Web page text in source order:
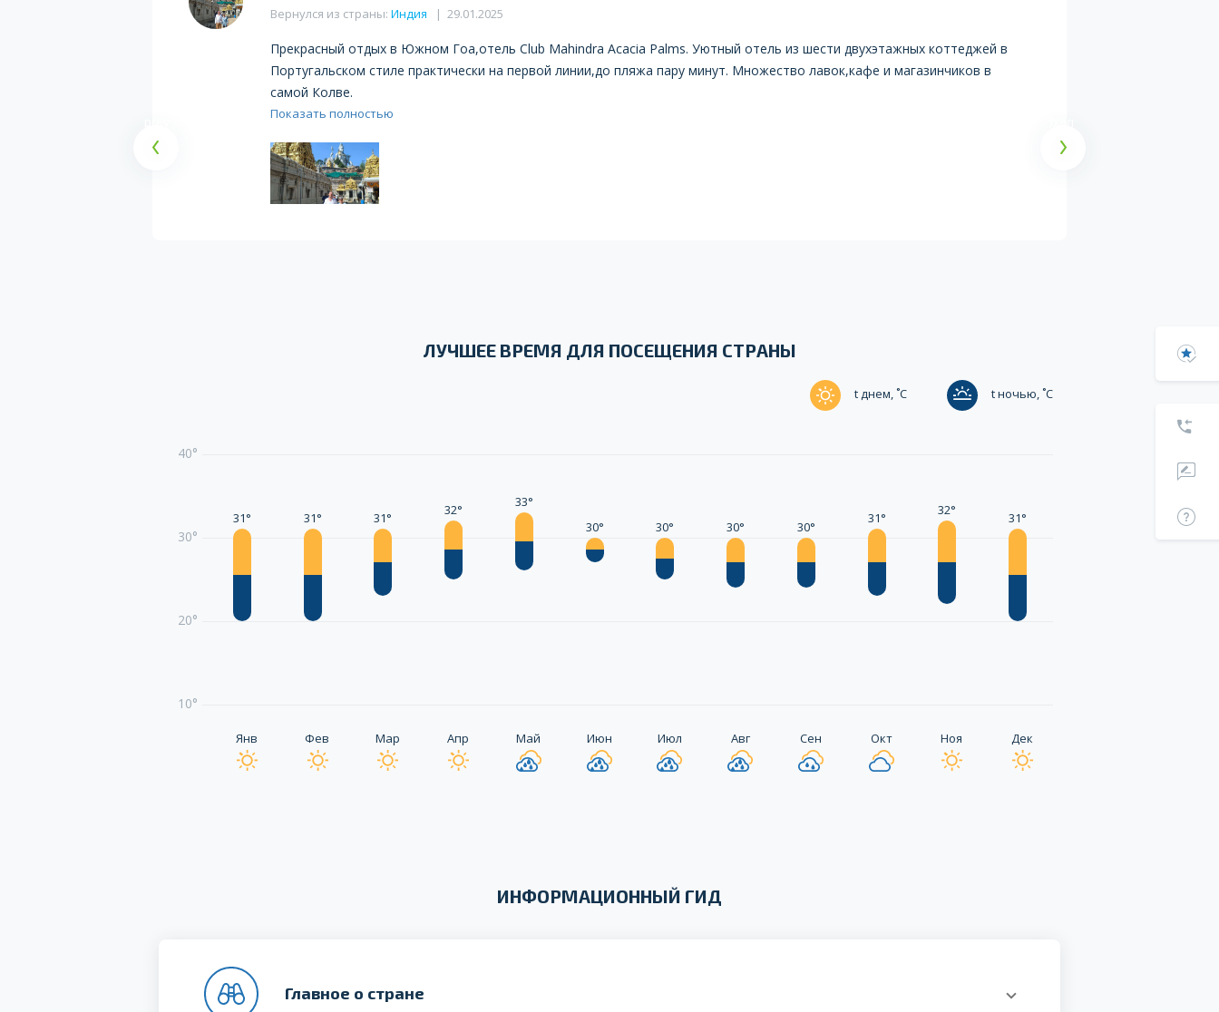
Вернулся из страны: Индия | 29.01.2025
Прекрасный отдых в Южном Гоа,отель Club Mahindra Acacia Palms. Уютный отель из шести двухэтажных коттеджей в
Португальском стиле практически на первой линии,до пляжа пару минут. Множество лавок,кафе и магазинчиков в
самой Колве.
Показать полностью
ЛУЧШЕЕ ВРЕМЯ ДЛЯ ПОСЕЩЕНИЯ СТРАНЫ
t днем, ˚C t ночью, ˚C
40°
30°
20°
10°
31°
Янв
31°
Фев
31°
Мар
32°
Апр
33°
Май
30°
Июн
30°
Июл
30°
Авг
30°
Сен
31°
Окт
32°
Ноя
31°
Дек
ИНФОРМАЦИОННЫЙ ГИД
Главное о стране